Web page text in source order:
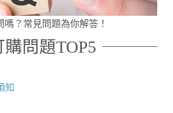
嗎？常見問題為你解答！
購問題TOP5
知